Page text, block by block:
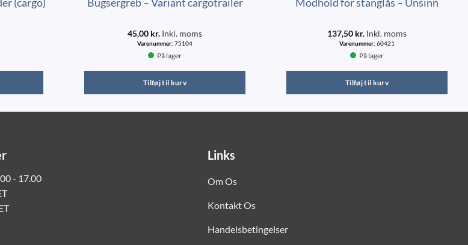
45,00 kr. Inkl. moms
Varenummer: 75104
På lager
Tilføj til kurv
137,50 kr. Inkl. moms
Varenummer: 60421
På lager
Tilføj til kurv
- 17.00
Links
Om Os
Kontakt Os
Handelsbetingelser